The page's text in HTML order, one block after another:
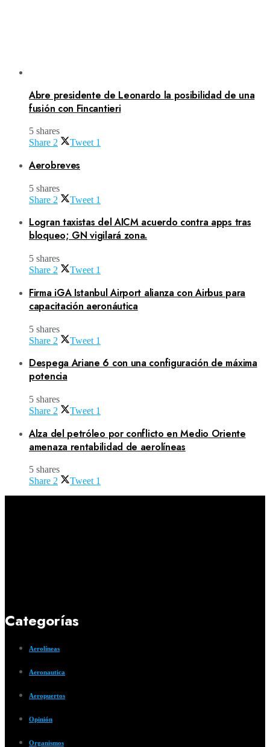
Abre presidente de Leonardo la posibilidad de una
fusión con Fincantieri
5 shares
Share 2 Tweet 1
Aerobreves
5 shares
Share 2 Tweet 1
Logran taxistas del AICM acuerdo contra apps tras
bloqueo; GN vigilará zona.
5 shares
Share 2 Tweet 1
Firma iGA Istanbul Airport alianza con Airbus para
capacitación aeronáutica
5 shares
Share 2 Tweet 1
Despega Ariane 6 con una configuración de máxima
potencia
5 shares
Share 2 Tweet 1
Alza del petróleo por conflicto en Medio Oriente
amenaza rentabilidad de aerolíneas
5 shares
Share 2 Tweet 1
Categorías
Aerolíneas
Aeronautica
Aeropuertos
Opinión
Organismos